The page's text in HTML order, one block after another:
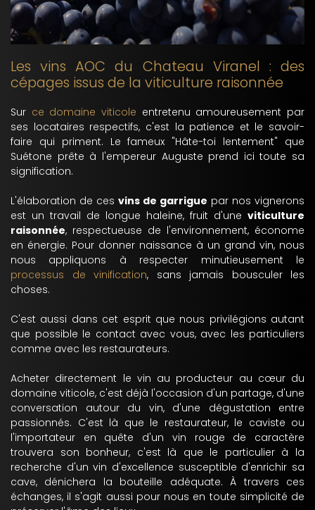
Les vins AOC du Chateau Viranel : des
cépages issus de la viticulture raisonnée
Sur ce domaine viticole entretenu amoureusement par
ses locataires respectifs, c'est la patience et le savoir-
faire qui priment. Le fameux "Hâte-toi lentement" que
Suétone prête à l'empereur Auguste prend ici toute sa
signification.
L'élaboration de ces vins de garrigue par nos vignerons
est un travail de longue haleine, fruit d'une viticulture
raisonnée, respectueuse de l'environnement, économe
en énergie. Pour donner naissance à un grand vin, nous
nous appliquons à respecter minutieusement le
processus de vinification, sans jamais bousculer les
choses.
C'est aussi dans cet esprit que nous privilégions autant
que possible le contact avec vous, avec les particuliers
comme avec les restaurateurs.
Acheter directement le vin au producteur au cœur du
domaine viticole, c'est déjà l'occasion d'un partage, d'une
conversation autour du vin, d'une dégustation entre
passionnés. C'est là que le restaurateur, le caviste ou
l'importateur en quête d'un vin rouge de caractère
trouvera son bonheur, c'est là que le particulier à la
recherche d'un vin d'excellence susceptible d'enrichir sa
cave, dénichera la bouteille adéquate. À travers ces
échanges, il s'agit aussi pour nous en toute simplicité de